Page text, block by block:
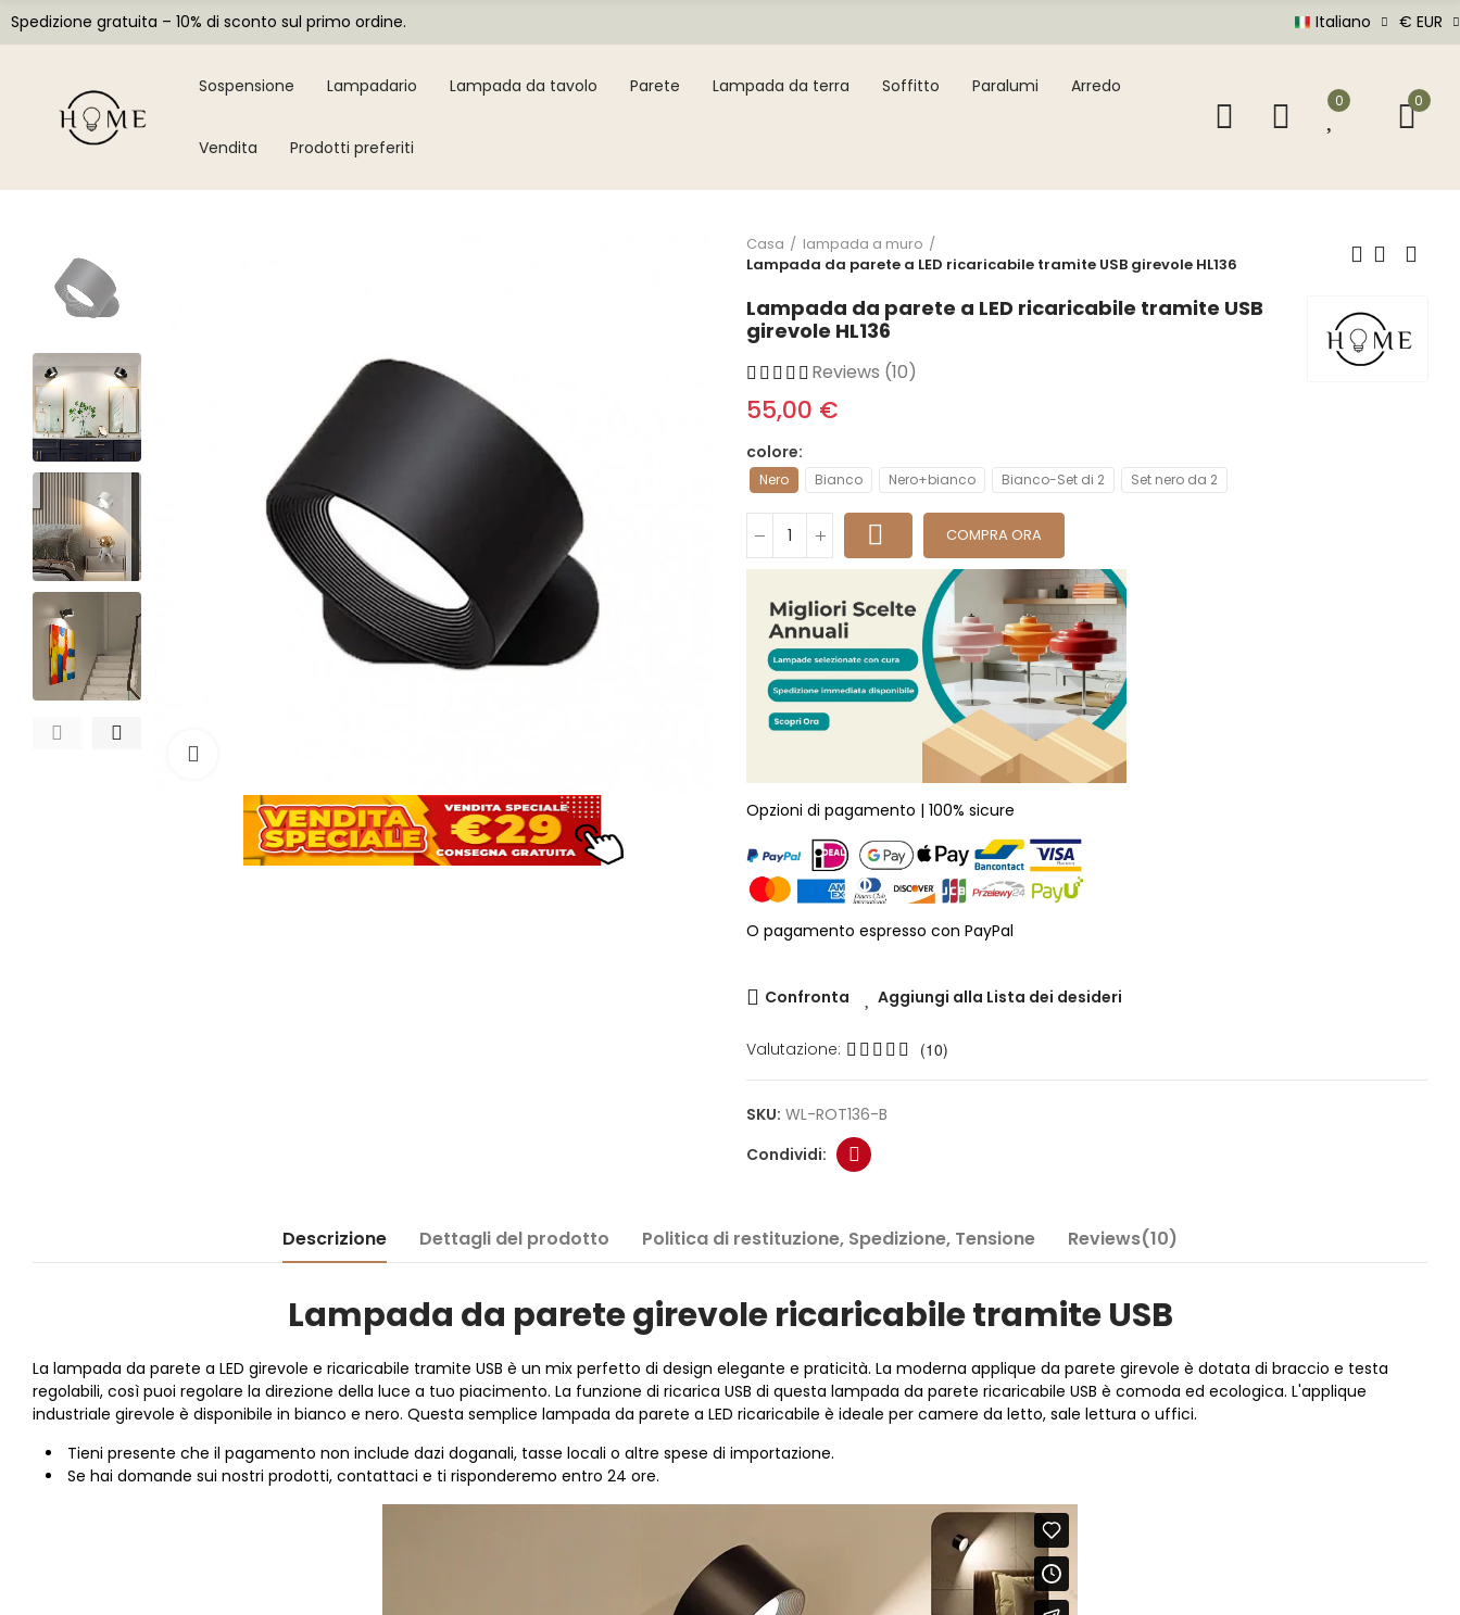
Spedizione gratuita – 10% di sconto sul primo ordine. Italiano € EUR
Sospensione Lampadario Lampada da tavolo Parete Lampada da terra Soffitto Paralumi Arredo
Vendita Prodotti preferiti
0 0
Casa
lampada a muro
Lampada da parete a LED ricaricabile tramite USB girevole HL136
Lampada da parete a LED ricaricabile tramite USB
girevole HL136
Reviews (10)
55,00 €
colore
Nero Bianco Nero+bianco Bianco-Set di 2 Set nero da 2
COMPRA ORA
Opzioni di pagamento | 100% sicure
O pagamento espresso con PayPal
Confronta Aggiungi alla Lista dei desideri
Valutazione: (10)
SKU: WL-ROT136-B
Descrizione Dettagli del prodotto Politica di restituzione, Spedizione, Tensione Reviews(10)
Lampada da parete girevole ricaricabile tramite USB
La lampada da parete a LED girevole e ricaricabile tramite USB è un mix perfetto di design elegante e praticità. La moderna applique da parete girevole è dotata di braccio e testa
regolabili, così puoi regolare la direzione della luce a tuo piacimento. La funzione di ricarica USB di questa lampada da parete ricaricabile USB è comoda ed ecologica. L'applique
industriale girevole è disponibile in bianco e nero. Questa semplice lampada da parete a LED ricaricabile è ideale per camere da letto, sale lettura o uffici.
Tieni presente che il pagamento non include dazi doganali, tasse locali o altre spese di importazione.
Se hai domande sui nostri prodotti, contattaci e ti risponderemo entro 24 ore.